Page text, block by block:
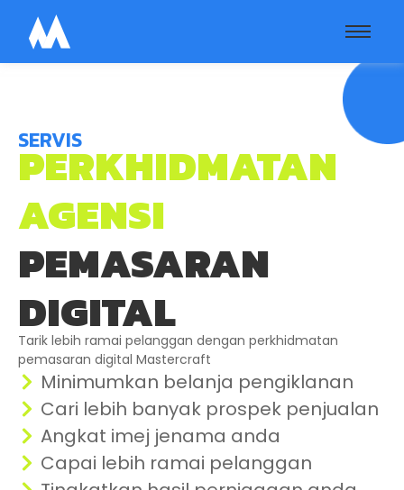
SERVIS
PERKHIDMATAN
AGENSI
PEMASARAN
DIGITAL
Tarik lebih ramai pelanggan dengan perkhidmatan
pemasaran digital Mastercraft
Minimumkan belanja pengiklanan
Cari lebih banyak prospek penjualan
Angkat imej jenama anda
Capai lebih ramai pelanggan